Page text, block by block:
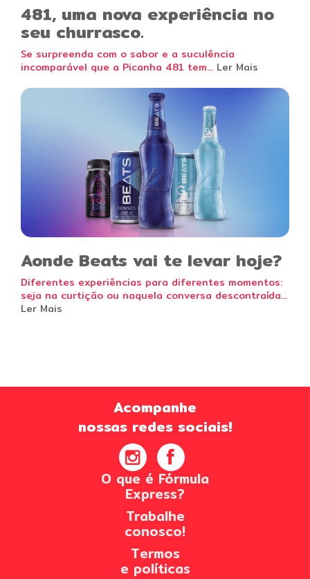
481, uma nova experiência no
seu churrasco.
Se surpreenda com o sabor e a suculência
incomparável que a Picanha 481 tem... Ler Mais
Aonde Beats vai te levar hoje?
Diferentes experiências para diferentes momentos:
seja na curtição ou naquela conversa descontraída...
Ler Mais
Acompanhe
nossas redes sociais!
O que é Fórmula
Express?
Trabalhe
conosco!
Termos
e políticas